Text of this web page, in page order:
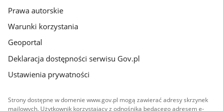
Prawa autorskie
Warunki korzystania
Geoportal
Deklaracja dostępności serwisu Gov.pl
Ustawienia prywatności
Strony dostępne w domenie www.gov.pl mogą zawierać adresy skrzynek
mailowych. Użytkownik korzystający z odnośnika będącego adresem e-